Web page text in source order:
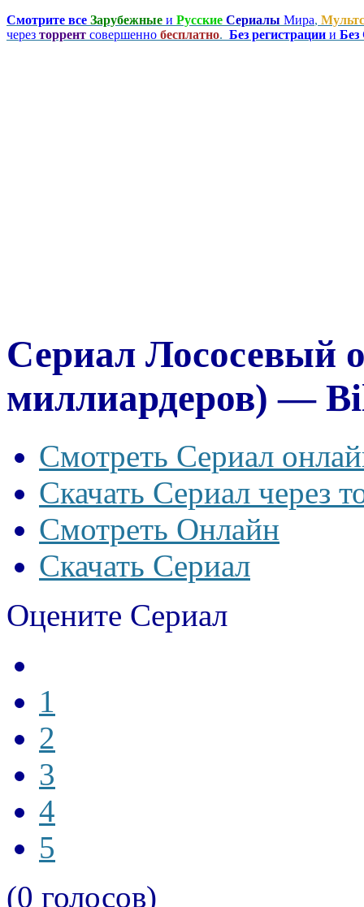
Смотрите все Зарубежные и Русские Сериалы Мира,
через торрент совершенно бесплатно. Без регистрации и
Сериал Лососевый
миллиардеров) —
Смотреть Сериал
Скачать Сериал через
Смотреть Онлайн
Скачать Сериал
Оцените Сериал
1
2
3
4
5
(0 голосов)